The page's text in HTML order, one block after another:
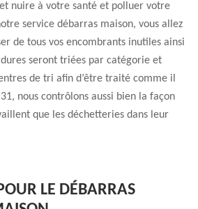
nuire à votre santé et polluer votre
service débarras maison, vous allez
de tous vos encombrants inutiles ainsi
seront triées par catégorie et
de tri afin d’être traité comme il
nous contrôlons aussi bien la façon
que les déchetteries dans leur
LE DÉBARRAS